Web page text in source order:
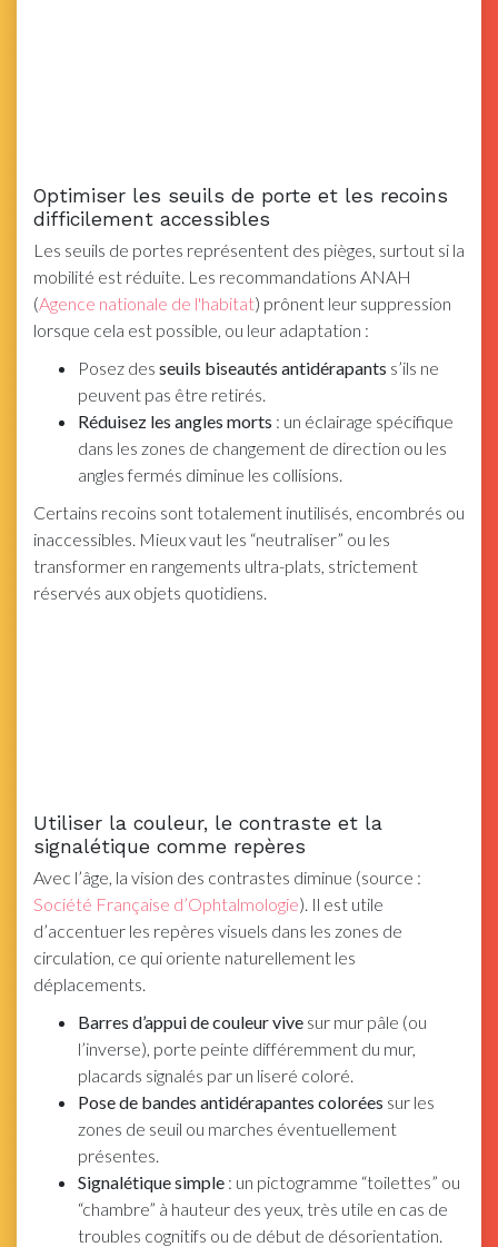
Optimiser les seuils de porte et les recoins
difficilement accessibles
Les seuils de portes représentent des pièges, surtout si la
mobilité est réduite. Les recommandations ANAH
(Agence nationale de l'habitat) prônent leur suppression
lorsque cela est possible, ou leur adaptation :
Posez des seuils biseautés antidérapants s’ils ne
peuvent pas être retirés.
Réduisez les angles morts : un éclairage spécifique
dans les zones de changement de direction ou les
angles fermés diminue les collisions.
Certains recoins sont totalement inutilisés, encombrés ou
inaccessibles. Mieux vaut les “neutraliser” ou les
transformer en rangements ultra-plats, strictement
réservés aux objets quotidiens.
Utiliser la couleur, le contraste et la
signalétique comme repères
Avec l’âge, la vision des contrastes diminue (source :
Société Française d’Ophtalmologie). Il est utile
d’accentuer les repères visuels dans les zones de
circulation, ce qui oriente naturellement les
déplacements.
Barres d’appui de couleur vive sur mur pâle (ou
l’inverse), porte peinte différemment du mur,
placards signalés par un liseré coloré.
Pose de bandes antidérapantes colorées sur les
zones de seuil ou marches éventuellement
présentes.
Signalétique simple : un pictogramme “toilettes” ou
“chambre” à hauteur des yeux, très utile en cas de
troubles cognitifs ou de début de désorientation.